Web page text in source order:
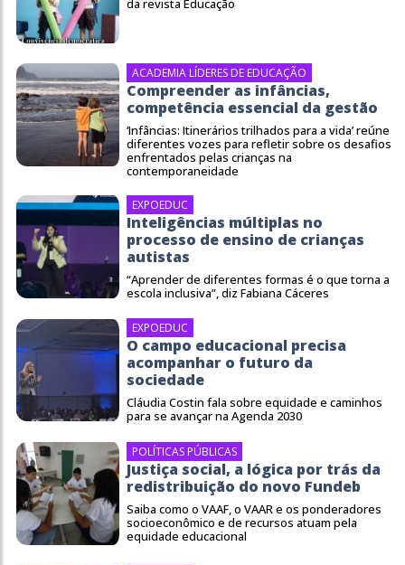
da revista Educação
ACADEMIA LÍDERES DE EDUCAÇÃO
Compreender as infâncias,
competência essencial da gestão
‘Infâncias: Itinerários trilhados para a vida’ reúne
diferentes vozes para refletir sobre os desafios
enfrentados pelas crianças na
contemporaneidade
EXPOEDUC
Inteligências múltiplas no
processo de ensino de crianças
autistas
“Aprender de diferentes formas é o que torna a
escola inclusiva”, diz Fabiana Cáceres
EXPOEDUC
O campo educacional precisa
acompanhar o futuro da
sociedade
Cláudia Costin fala sobre equidade e caminhos
para se avançar na Agenda 2030
POLÍTICAS PÚBLICAS
Justiça social, a lógica por trás da
redistribuição do novo Fundeb
Saiba como o VAAF, o VAAR e os ponderadores
socioeconômico e de recursos atuam pela
equidade educacional